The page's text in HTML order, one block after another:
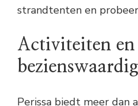
strandtenten en
Activiteiten en
Perissa biedt meer dan